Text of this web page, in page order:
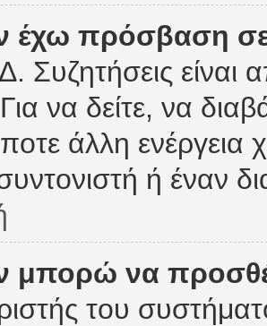
έχω πρόσβαση
Συζητήσεις είναι
να δείτε, να
άλλη ενέργεια
ή έναν
μπορώ να
του